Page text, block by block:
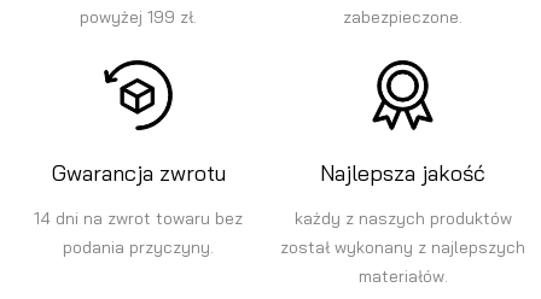
powyżej 199 zł.
zabezpieczone.
Gwarancja zwrotu
14 dni na zwrot towaru bez
podania przyczyny.
Najlepsza jakość
każdy z naszych produktów
został wykonany z najlepszych
materiałów.